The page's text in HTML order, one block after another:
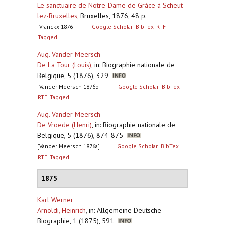
Le sanctuaire de Notre-Dame de Grâce à Scheut-
lez-Bruxelles, Bruxelles, 1876, 48 p.
[Vranckx 1876] Google Scholar BibTex RTF
Tagged
Aug. Vander Meersch
De La Tour (Louis), in: Biographie nationale de
Belgique, 5 (1876), 329
[Vander Meersch 1876b] Google Scholar BibTex
RTF Tagged
Aug. Vander Meersch
De Vroede (Henri), in: Biographie nationale de
Belgique, 5 (1876), 874-875
[Vander Meersch 1876a] Google Scholar BibTex
RTF Tagged
1875
Karl Werner
Arnoldi, Heinrich, in: Allgemeine Deutsche
Biographie, 1 (1875), 591